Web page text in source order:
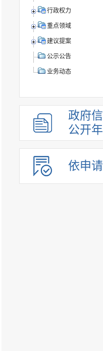
行政权力
重点领域
建议提案
公示公告
业务动态
政府
公开
依申